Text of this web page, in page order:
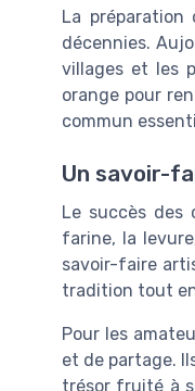
La préparation
décennies.
villages et les
orange pour
commun
Un savoir-
Le succès des
farine, la
savoir-faire
tradition tout
Pour les
et de partage.
trésor fruité à